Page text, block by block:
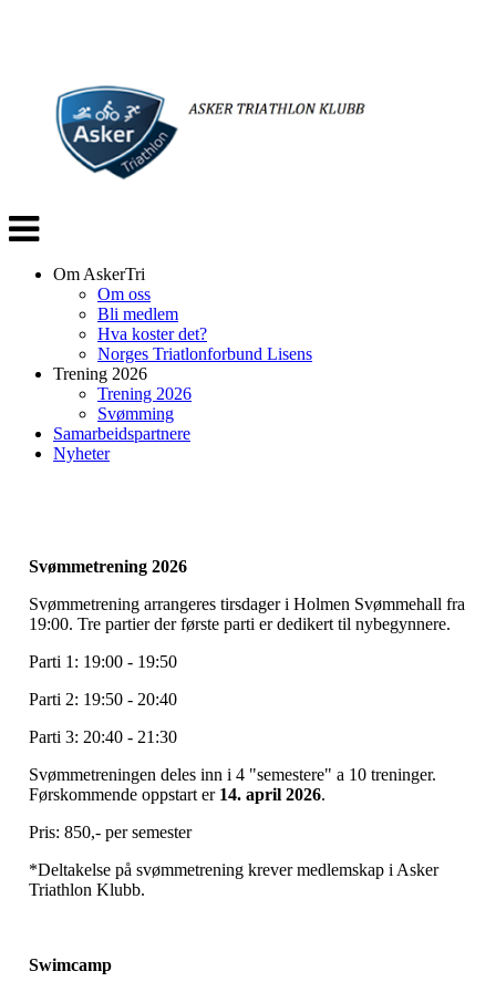
Veksle
navigasjon
Om AskerTri
Om oss
Bli medlem
Hva koster det?
Norges Triatlonforbund Lisens
Trening 2026
Trening 2026
Svømming
Samarbeidspartnere
Nyheter
Svømmetrening 2026
Svømmetrening arrangeres tirsdager i Holmen Svømmehall fra
19:00. Tre partier der første parti er dedikert til nybegynnere.
Parti 1: 19:00 - 19:50
Parti 2: 19:50 - 20:40
Parti 3: 20:40 - 21:30
Svømmetreningen deles inn i 4 "semestere" a 10 treninger.
Førskommende oppstart er 14. april 2026.
Pris: 850,- per semester
*Deltakelse på svømmetrening krever medlemskap i Asker
Triathlon Klubb.
Swimcamp